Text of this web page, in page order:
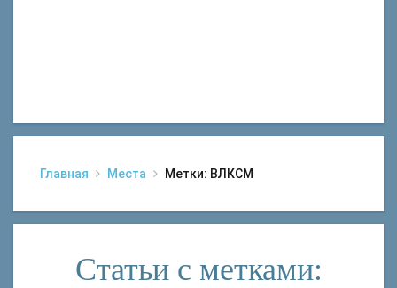
Главная Места Метки: ВЛКСМ
Статьи с метками: